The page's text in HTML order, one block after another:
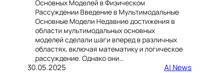
Основных Моделей в Физическом
Рассуждении Введение в Мультимодальные
Основные Модели Недавние достижения в
области мультимодальных основных
моделей сделали шаги вперед в различных
областях, включая математику и логическое
рассуждение. Однако они…
30.05.2025 AI News